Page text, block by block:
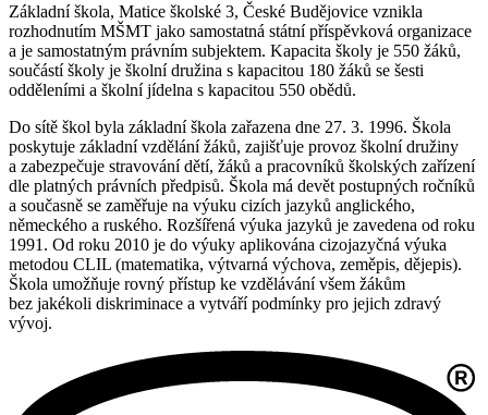
Základní škola, Matice školské 3, České Budějovice vznikla
rozhodnutím MŠMT jako samostatná státní příspěvková organizace
a je samostatným právním subjektem. Kapacita školy je 550 žáků,
součástí školy je školní družina s kapacitou 180 žáků se šesti
odděleními a školní jídelna s kapacitou 550 obědů.
Do sítě škol byla základní škola zařazena dne 27. 3. 1996. Škola
poskytuje základní vzdělání žáků, zajišťuje provoz školní družiny
a zabezpečuje stravování dětí, žáků a pracovníků školských zařízení
dle platných právních předpisů. Škola má devět postupných ročníků
a současně se zaměřuje na výuku cizích jazyků anglického,
německého a ruského. Rozšířená výuka jazyků je zavedena od roku
1991. Od roku 2010 je do výuky aplikována cizojazyčná výuka
metodou CLIL (matematika, výtvarná výchova, zeměpis, dějepis).
Škola umožňuje rovný přístup ke vzdělávání všem žákům
bez jakékoli diskriminace a vytváří podmínky pro jejich zdravý
vývoj.